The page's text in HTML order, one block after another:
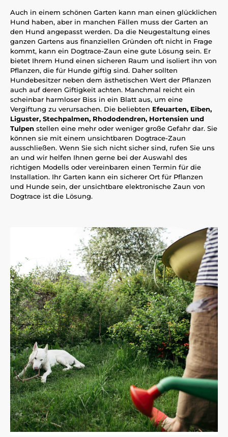
Auch in einem schönen Garten kann man einen glücklichen
Hund haben, aber in manchen Fällen muss der Garten an
den Hund angepasst werden. Da die Neugestaltung eines
ganzen Gartens aus finanziellen Gründen oft nicht in Frage
kommt, kann ein Dogtrace-Zaun eine gute Lösung sein. Er
bietet Ihrem Hund einen sicheren Raum und isoliert ihn von
Pflanzen, die für Hunde giftig sind. Daher sollten
Hundebesitzer neben dem ästhetischen Wert der Pflanzen
auch auf deren Giftigkeit achten. Manchmal reicht ein
scheinbar harmloser Biss in ein Blatt aus, um eine
Vergiftung zu verursachen. Die beliebten Efeuarten, Eiben,
Liguster, Stechpalmen, Rhododendren, Hortensien und
Tulpen stellen eine mehr oder weniger große Gefahr dar. Sie
können sie mit einem unsichtbaren Dogtrace-Zaun
ausschließen. Wenn Sie sich nicht sicher sind, rufen Sie uns
an und wir helfen Ihnen gerne bei der Auswahl des
richtigen Modells oder vereinbaren einen Termin für die
Installation. Ihr Garten kann ein sicherer Ort für Pflanzen
und Hunde sein, der unsichtbare elektronische Zaun von
Dogtrace ist die Lösung.